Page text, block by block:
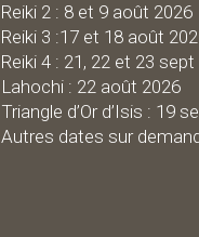
Reiki 2 : 8 et 9 août 2026
Reiki 3 :17 et 18 août
Reiki 4 : 21, 22 et 23
Lahochi : 22 août 2026
Triangle d’Or d’Isis : 19
Autres dates sur